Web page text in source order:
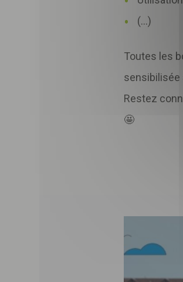
(...)
Toutes les
sensibilisée
Restez
🤩